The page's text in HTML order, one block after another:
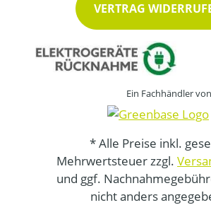
VERTRAG
Ein Fachhändler von
* Alle Preise inkl.
Mehrwertsteuer zzgl.
und ggf.
nicht anders